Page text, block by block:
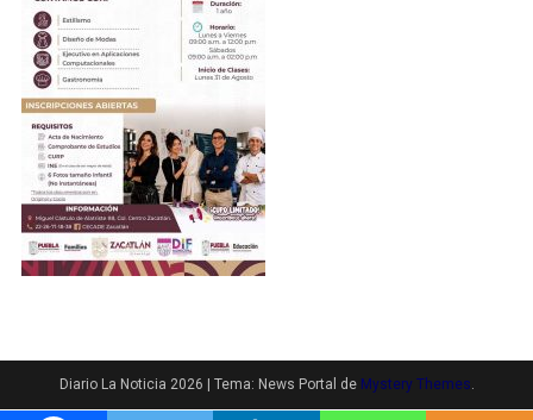
Diario La Noticia 2026 Tema: News Portal de Mystery Themes.